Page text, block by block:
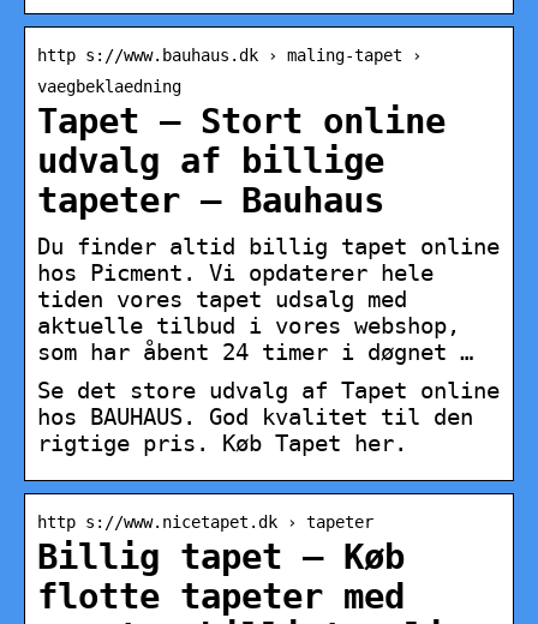
http s://www.bauhaus.dk › maling-tapet ›
vaegbeklaedning
Tapet – Stort online
udvalg af billige
tapeter – Bauhaus
Du finder altid billig tapet online
hos Picment. Vi opdaterer hele
tiden vores tapet udsalg med
aktuelle tilbud i vores webshop,
som har åbent 24 timer i døgnet …
Se det store udvalg af Tapet online
hos BAUHAUS. God kvalitet til den
rigtige pris. Køb Tapet her.
http s://www.nicetapet.dk › tapeter
Billig tapet – Køb
flotte tapeter med